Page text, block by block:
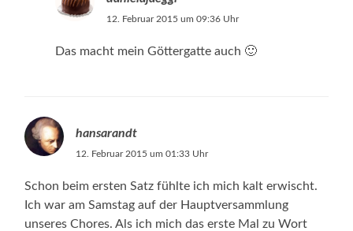
12. Februar 2015 um 09:36 Uhr
Das macht mein Göttergatte auch 🙂
hansarandt
12. Februar 2015 um 01:33 Uhr
Schon beim ersten Satz fühlte ich mich kalt erwischt.
Ich war am Samstag auf der Hauptversammlung
unseres Chores. Als ich mich das erste Mal zu Wort